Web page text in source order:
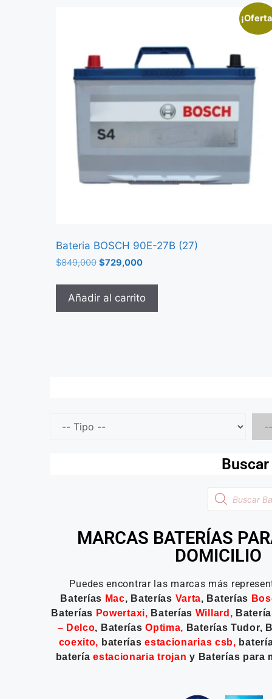
Bateria BOSCH 90E-27B (27)
$849,000 $729,000
Añadir al carrito
MARCAS BATERÍAS
DOMICILIO
Puedes encontrar las marcas más
Baterías Mac, Baterías Varta, Baterías
Baterías Powertaxi, Baterías Willard ,
– Delco, BateríasOptima, Baterías Tudor,
coexito, bateríasestacionarias csb,
bateríaestacionaria trojan y Baterías para